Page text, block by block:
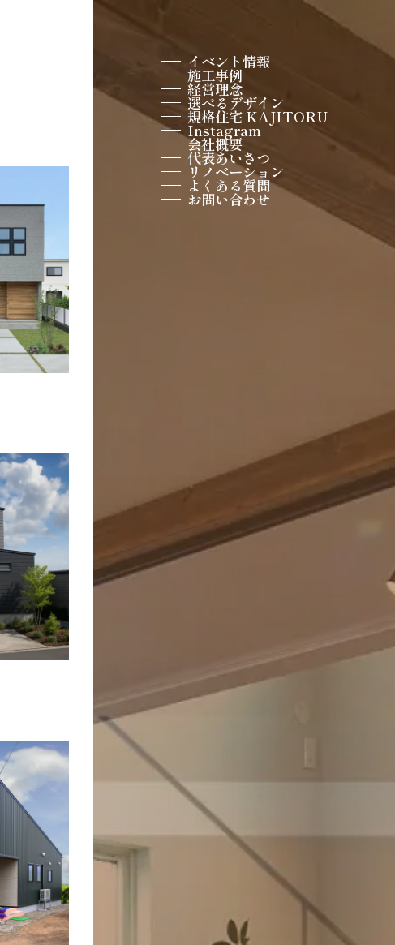
イベント情報
施工事例
経営理念
選べるデザイン
規格住宅 KAJITORU
Instagram
会社概要
代表あいさつ
リノベーション
よくある質問
お問い合わせ